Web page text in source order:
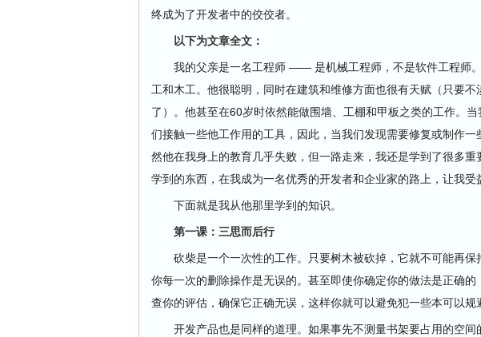
终成为了开发者中的佼佼者。
以下为文章全文：
我的父亲是一名工程师 —— 是机械工程师，不是软件工程师。
工和木工。他很聪明，同时在建筑和维修方面也很有天赋（只要
了）。他甚至在60岁时依然能做围墙、工棚和甲板之类的工作。
们接触一些他工作用的工具，因此，当我们发现需要修复或制作
然他在我身上的教育几乎失败，但一路走来，我还是学到了很多
学到的东西，在我成为一名优秀的开发者和企业家的路上，让我受
下面就是我从他那里学到的知识。
第一课：三思而后行
砍柴是一个一次性的工作。只要树木被砍掉，它就不可能再保
你每一次的删除操作是无误的。甚至即使你确定你的做法是正确
查你的评估，确保它正确无误，这样你就可以避免犯一些本可以规
开发产品也是同样的道理。如果事先不测量书架要占用的空间